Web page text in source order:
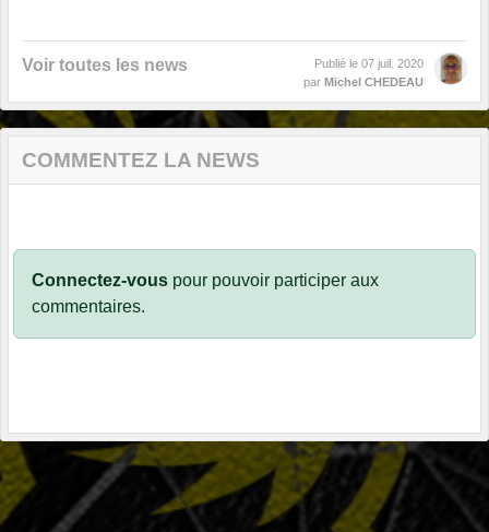
Voir toutes les news Publié le 07 juil. 2020
par Michel CHEDEAU
COMMENTEZ LA NEWS
Connectez-vous pour pouvoir participer aux
commentaires.